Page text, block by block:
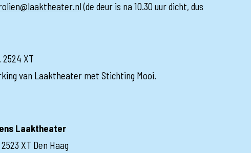
(de deur is na 10.30 uur dicht, dus
XT
van Laaktheater met Stichting Mooi.
Laaktheater
XT Den Haag